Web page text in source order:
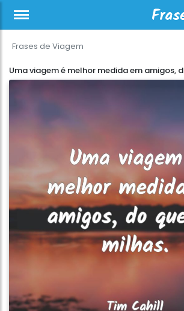
Frases de Viagem
Uma viagem é melhor medida em amigos, d